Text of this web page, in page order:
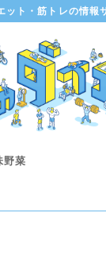
ット・筋トレの情報
野菜